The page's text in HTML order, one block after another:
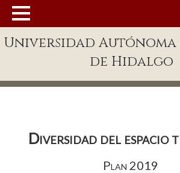
Enlaces
Patronato
Universidad Autónoma
de Hidalgo
Diversidad del espacio
Plan 2019